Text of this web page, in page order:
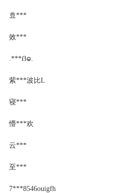
효***
效***
.***ẞⱺ.
紫***波比L
寝***
懵***欢
云***
至***
7***8546ouigfh